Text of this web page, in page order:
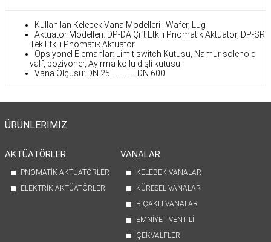
Kullanılan Kelebek Vana Modelleri : Wafer, Lug
Aktüatör Modelleri: DP-DA Çift Etkili Pnömatik Aktüatör, DP-SR
Tek Etkili Pnömatik Aktüatör
Opsiyonel Elemanlar: Limit switch Kutusu, Namur solenoid
valf, poziyoner, Ayırma kollu dişli kutusu
Vana Ölçüsü: DN 25...............DN 600
ÜRÜNLERİMİZ
AKTÜATÖRLER
PNÖMATİK AKTÜATÖRLER
ELEKTRİK AKTÜATÖRLER
VANALAR
KELEBEK VANALAR
KÜRESEL VANALAR
BIÇAKLI VANALAR
EMNİYET VENTİLİ
ÇEKVALFLER